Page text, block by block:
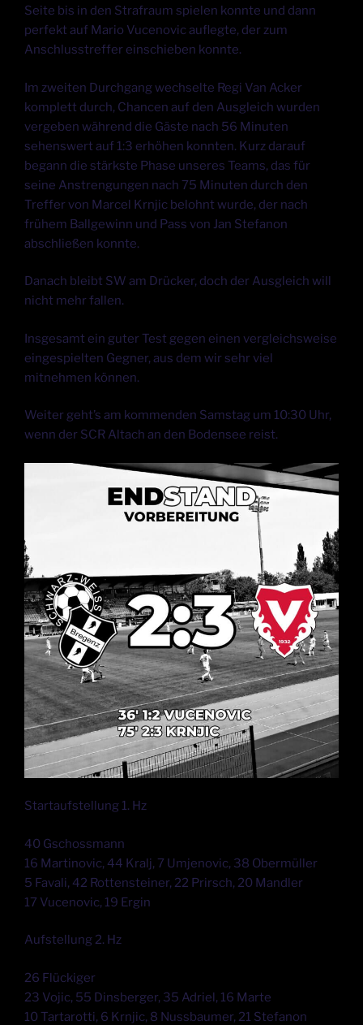
Seite bis in den Strafraum spielen konnte und dann
perfekt auf Mario Vucenovic auflegte, der zum
Anschlusstreffer einschieben konnte.
Im zweiten Durchgang wechselte Regi Van Acker
komplett durch, Chancen auf den Ausgleich wurden
vergeben während die Gäste nach 56 Minuten
sehenswert auf 1:3 erhöhen konnten. Kurz darauf
begann die stärkste Phase unseres Teams, das für
seine Anstrengungen nach 75 Minuten durch den
Treffer von Marcel Krnjic belohnt wurde, der nach
frühem Ballgewinn und Pass von Jan Stefanon
abschließen konnte.
Danach bleibt SW am Drücker, doch der Ausgleich will
nicht mehr fallen.
Insgesamt ein guter Test gegen einen vergleichsweise
eingespielten Gegner, aus dem wir sehr viel
mitnehmen können.
Weiter geht’s am kommenden Samstag um 10:30 Uhr,
wenn der SCR Altach an den Bodensee reist.
Startaufstellung 1. Hz
40 Gschossmann
16 Martinovic, 44 Kralj, 7 Umjenovic, 38 Obermüller
5 Favali, 42 Rottensteiner, 22 Prirsch, 20 Mandler
17 Vucenovic, 19 Ergin
Aufstellung 2. Hz
26 Flückiger
23 Vojic, 55 Dinsberger, 35 Adriel, 16 Marte
10 Tartarotti, 6 Krnjic, 8 Nussbaumer, 21 Stefanon